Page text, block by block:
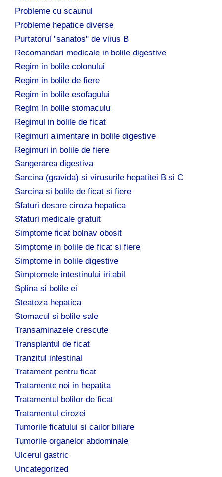
Probleme cu scaunul
Probleme hepatice diverse
Purtatorul "sanatos" de virus B
Recomandari medicale in bolile digestive
Regim in bolile colonului
Regim in bolile de fiere
Regim in bolile esofagului
Regim in bolile stomacului
Regimul in bolile de ficat
Regimuri alimentare in bolile digestive
Regimuri in bolile de fiere
Sangerarea digestiva
Sarcina (gravida) si virusurile hepatitei B si C
Sarcina si bolile de ficat si fiere
Sfaturi despre ciroza hepatica
Sfaturi medicale gratuit
Simptome ficat bolnav obosit
Simptome in bolile de ficat si fiere
Simptome in bolile digestive
Simptomele intestinului iritabil
Splina si bolile ei
Steatoza hepatica
Stomacul si bolile sale
Transaminazele crescute
Transplantul de ficat
Tranzitul intestinal
Tratament pentru ficat
Tratamente noi in hepatita
Tratamentul bolilor de ficat
Tratamentul cirozei
Tumorile ficatului si cailor biliare
Tumorile organelor abdominale
Ulcerul gastric
Uncategorized